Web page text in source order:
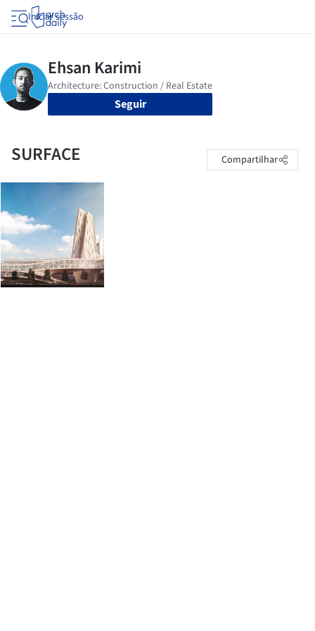
Iniciar sessão
Seguir
SURFACE Compartilhar